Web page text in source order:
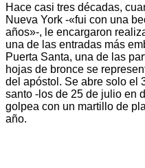
Hace casi tres décadas,
Nueva York -«fui con una
años»-, le encargaron
una de las entradas más
Puerta Santa, una de las
hojas de bronce se
del apóstol. Se abre solo el
santo -los de 25 de julio en
golpea con un martillo de
año.